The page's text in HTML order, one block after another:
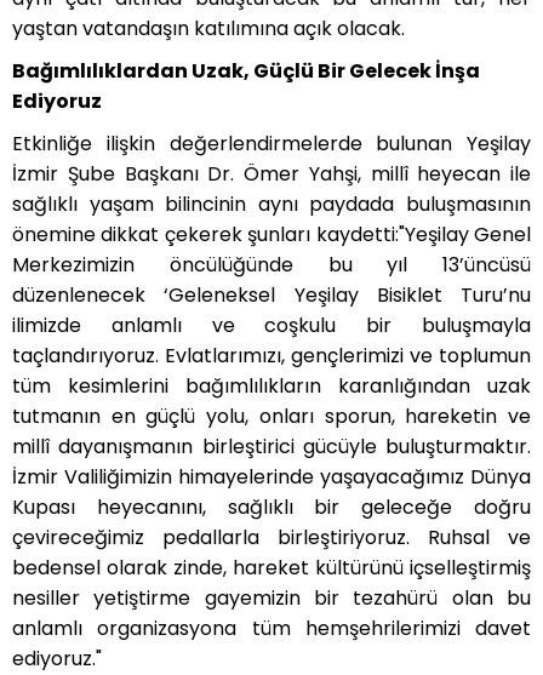
yaştan vatandaşın katılımına açık olacak.
Bağımlılıklardan Uzak, Güçlü Bir Gelecek İnşa
Ediyoruz
Etkinliğe ilişkin değerlendirmelerde bulunan Yeşilay
İzmir Şube Başkanı Dr. Ömer Yahşi, millî heyecan ile
sağlıklı yaşam bilincinin aynı paydada buluşmasının
önemine dikkat çekerek şunları kaydetti:"Yeşilay Genel
Merkezimizin öncülüğünde bu yıl 13’üncüsü
düzenlenecek ‘Geleneksel Yeşilay Bisiklet Turu’nu
ilimizde anlamlı ve coşkulu bir buluşmayla
taçlandırıyoruz. Evlatlarımızı, gençlerimizi ve toplumun
tüm kesimlerini bağımlılıkların karanlığından uzak
tutmanın en güçlü yolu, onları sporun, hareketin ve
millî dayanışmanın birleştirici gücüyle buluşturmaktır.
İzmir Valiliğimizin himayelerinde yaşayacağımız Dünya
Kupası heyecanını, sağlıklı bir geleceğe doğru
çevireceğimiz pedallarla birleştiriyoruz. Ruhsal ve
bedensel olarak zinde, hareket kültürünü içselleştirmiş
nesiller yetiştirme gayemizin bir tezahürü olan bu
anlamlı organizasyona tüm hemşehrilerimizi davet
ediyoruz."